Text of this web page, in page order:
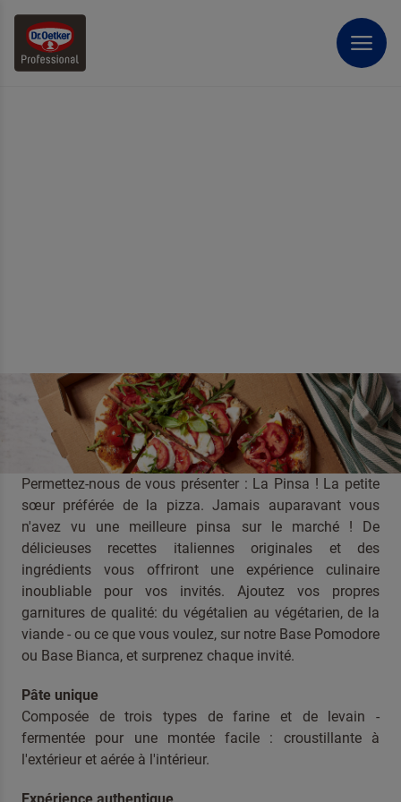
LA PINSA! DÉLICIEUSE, LÉGÈRE ET
FACILE À DIGÉRER
Permettez-nous de vous présenter : La Pinsa ! La petite
sœur préférée de la pizza. Jamais auparavant vous
n'avez vu une meilleure pinsa sur le marché ! De
délicieuses recettes italiennes originales et des
ingrédients vous offriront une expérience culinaire
inoubliable pour vos invités. Ajoutez vos propres
garnitures de qualité: du végétalien au végétarien, de la
viande - ou ce que vous voulez, sur notre Base Pomodore
ou Base Bianca, et surprenez chaque invité.
Pâte unique
Composée de trois types de farine et de levain -
fermentée pour une montée facile : croustillante à
l'extérieur et aérée à l'intérieur.